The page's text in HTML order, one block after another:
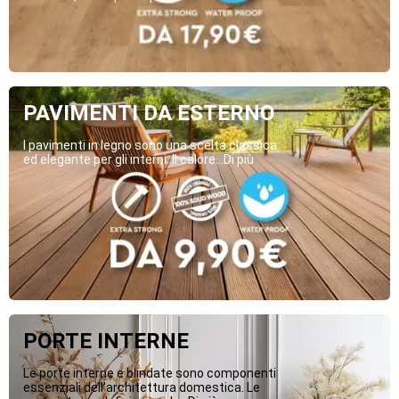
PAVIMENTI DA ESTERNO
I pavimenti in legno sono una scelta classica
ed elegante per gli interni. Il calore...Di più
PORTE INTERNE
Le porte interne e blindate sono componenti
essenziali dell’architettura domestica. Le